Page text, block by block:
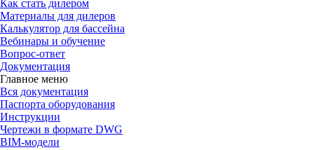
Как стать дилером
Материалы для дилеров
Калькулятор для бассейна
Вебинары и обучение
Вопрос-ответ
Документация
Главное меню
Вся документация
Паспорта оборудования
Инструкции
Чертежи в формате DWG
BIM-модели